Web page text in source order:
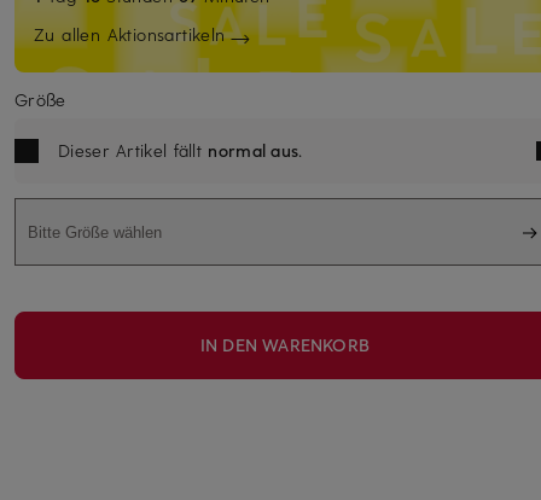
Zu allen Aktionsartikeln
Größe
Dieser Artikel fällt normal aus.
Bitte Größe wählen
IN DEN WARENKORB